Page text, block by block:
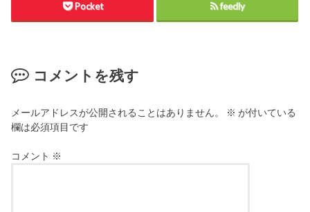
Pocket feedly
コメントを残す
メールアドレスが公開されることはありません。 ※ が付いている
欄は必須項目です
コメント ※